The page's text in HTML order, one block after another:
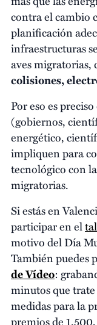
contra el cambio
planificación
infraestructuras
aves migratorias,
colisiones,
Por eso es
(gobiernos,
energético,
impliquen para
tecnológico con
migratorias.
Si estás en
participar en el
motivo del Día
También puedes
de Vídeo:
minutos que
medidas para la
premios de